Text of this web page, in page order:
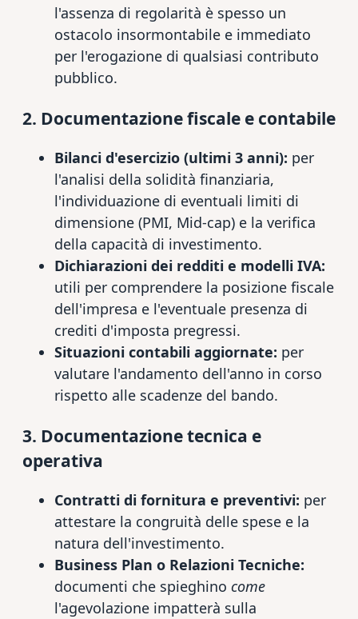
l'assenza di regolarità è spesso un
ostacolo insormontabile e immediato
per l'erogazione di qualsiasi contributo
pubblico.
2. Documentazione fiscale e contabile
Bilanci d'esercizio (ultimi 3 anni): per
l'analisi della solidità finanziaria,
l'individuazione di eventuali limiti di
dimensione (PMI, Mid-cap) e la verifica
della capacità di investimento.
Dichiarazioni dei redditi e modelli IVA:
utili per comprendere la posizione fiscale
dell'impresa e l'eventuale presenza di
crediti d'imposta pregressi.
Situazioni contabili aggiornate: per
valutare l'andamento dell'anno in corso
rispetto alle scadenze del bando.
3. Documentazione tecnica e
operativa
Contratti di fornitura e preventivi: per
attestare la congruità delle spese e la
natura dell'investimento.
Business Plan o Relazioni Tecniche:
documenti che spieghino come
l'agevolazione impatterà sulla